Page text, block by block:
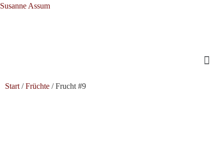
Susanne Assum
Start /Früchte / Frucht #9